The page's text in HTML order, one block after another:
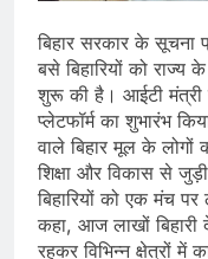
बिहार सरकार के सूचना
बसे बिहारियों को
शुरू की है। आईटी मंत्री
प्लेटफॉर्म का शुभारंभ
वाले बिहार मूल के लोगों
शिक्षा और विकास से
बिहारियों को एक मंच
कहा, आज लाखों
रहकर विभिन्न क्षेत्रों में